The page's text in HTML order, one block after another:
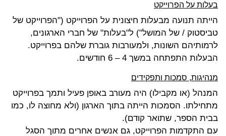
בעלות על הפרוייקט
הייתה תנועה מבעלות חיצונית על הפרוייקט ("הפרוייקט של
טביסטוק / של המושל") ל"בעלות" של חברי הארגונים,
לרמותיהם השונות, ולמעורבות גוברת שלהם בפרוייקט.
הבעלות התפתחה במשך 4 – 6 חודשים.
מנהיגות, סמכות ותפקידים
המנהל (או מקבילו) היה מעורב באופן פעיל ותמך בפרוייקט
מתחילתו. הסמכות הייתה בתוך הארגון (ולא מחוצה לו, כמו
בבית הספר, שתואר קודם).
עם התקדמות הפרוייקט, גם אנשים אחרים מתוך הסגל